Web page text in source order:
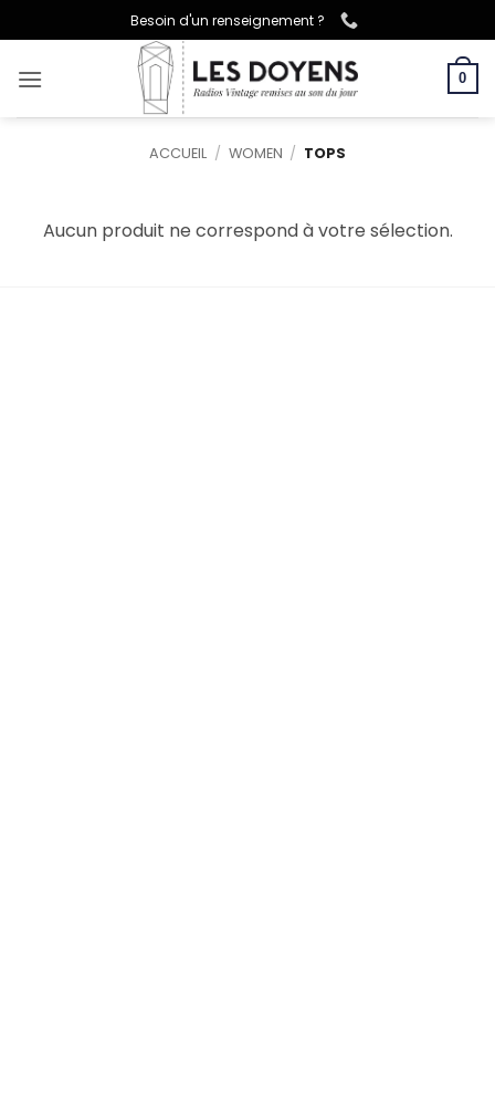
au
contenu
Besoin d'un renseignement ?
0
ACCUEIL / WOMEN / TOPS
Aucun produit ne correspond à votre sélection.